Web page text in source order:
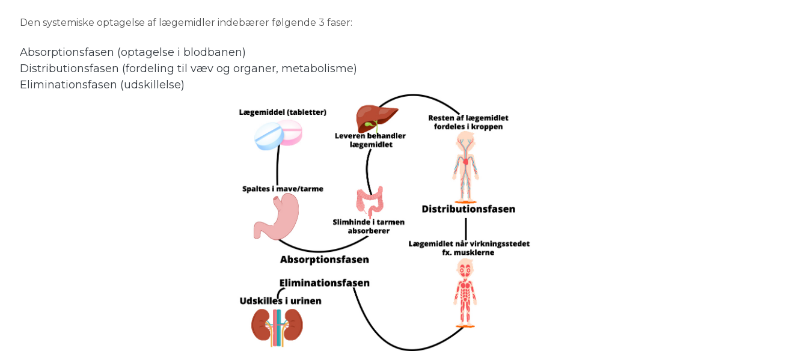
Den systemiske optagelse af lægemidler indebærer følgende 3 faser:
Absorptionsfasen (optagelse i blodbanen)
Distributionsfasen (fordeling til væv og organer, metabolisme)
Eliminationsfasen (udskillelse)